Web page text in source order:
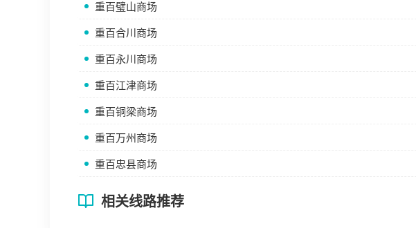
重百璧山商场
重百合川商场
重百永川商场
重百江津商场
重百铜梁商场
重百万州商场
重百忠县商场
相关线路推荐